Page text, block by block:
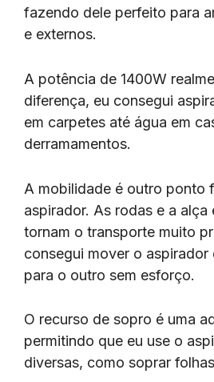
fazendo dele perfeito para
e externos.
A potência de 1400W
diferença, eu consegui
em carpetes até água em
derramamentos.
A mobilidade é outro ponto
aspirador. As rodas e a alça
tornam o transporte muito
consegui mover o aspirador
para o outro sem esforço.
O recurso de sopro é uma
permitindo que eu use o
diversas, como soprar